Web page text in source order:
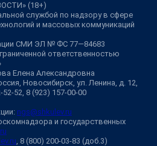
(18+)
службой по надзору в сфере
и массовых коммуникаций
СМИ ЭЛ № ФС 77—84683
ответственностью
Елена Александровна
Новосибирск, ул. Ленина, д. 12,
52, 8 (923) 157-00-00
ngs@shkulev.ru
и государственных
, 8 (800) 200-03-83 (доб.3)